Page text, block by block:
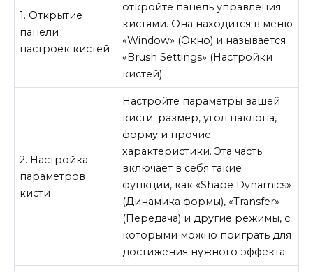
1. Открытие
панели
настроек кистей
откройте панель управления
кистями. Она находится в меню
«Window» (Окно) и называется
«Brush Settings» (Настройки
кистей).
2. Настройка
параметров
кисти
Настройте параметры вашей
кисти: размер, угол наклона,
форму и прочие
характеристики. Эта часть
включает в себя такие
функции, как «Shape Dynamics»
(Динамика формы), «Transfer»
(Передача) и другие режимы, с
которыми можно поиграть для
достижения нужного эффекта.